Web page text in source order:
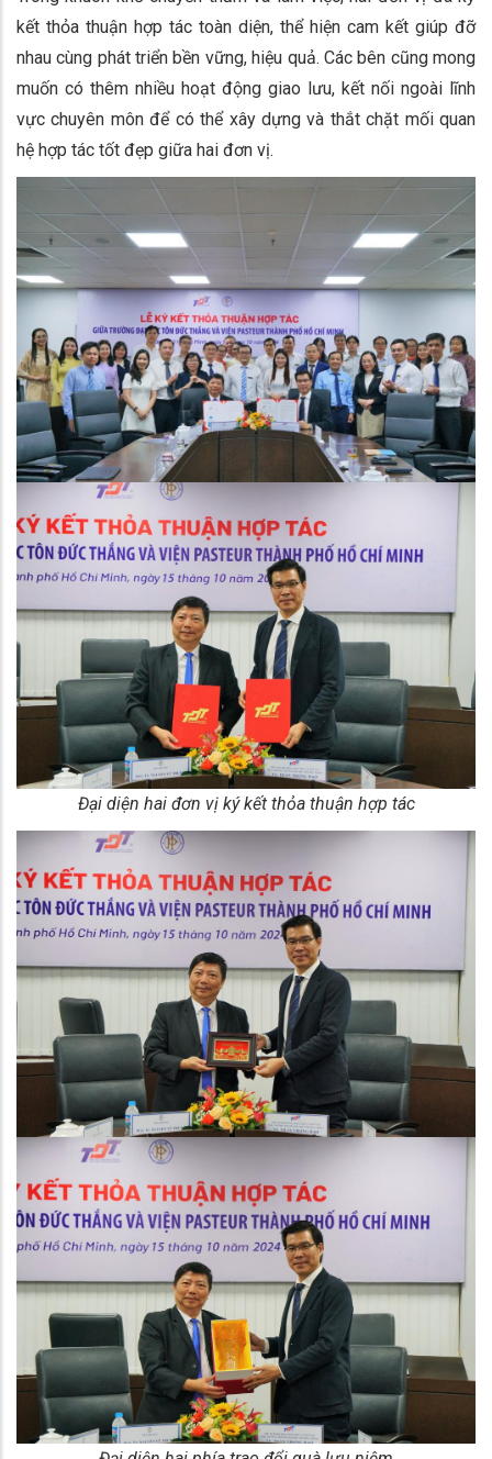
kết thỏa thuận hợp tác toàn diện, thể hiện cam kết giúp đỡ
nhau cùng phát triển bền vững, hiệu quả. Các bên cũng mong
muốn có thêm nhiều hoạt động giao lưu, kết nối ngoài lĩnh
vực chuyên môn để có thể xây dựng và thắt chặt mối quan
hệ hợp tác tốt đẹp giữa hai đơn vị.
Đại diện hai đơn vị ký kết thỏa thuận hợp tác